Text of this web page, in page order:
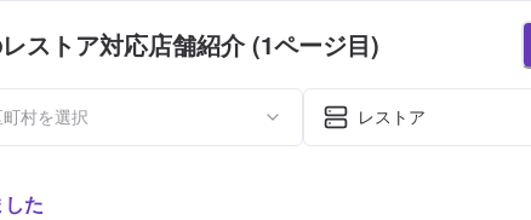
ストア対応店舗紹介 (1ページ目)
村を選択 レストア
た